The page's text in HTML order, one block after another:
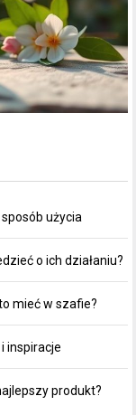
użycia
o ich działaniu?
mieć w szafie?
inspiracje
produkt?